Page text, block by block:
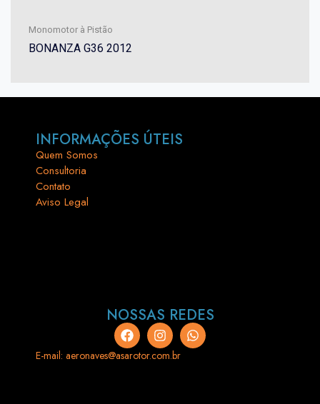
Monomotor à Pistão
BONANZA G36 2012
INFORMAÇÕES ÚTEIS
Quem Somos
Consultoria
Contato
Aviso Legal
NOSSAS REDES
E-mail: aeronaves@asarotor.com.br